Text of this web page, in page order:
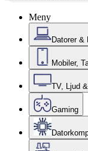
Meny
Datorer &
Mobiler,
TV, Ljud
Gaming